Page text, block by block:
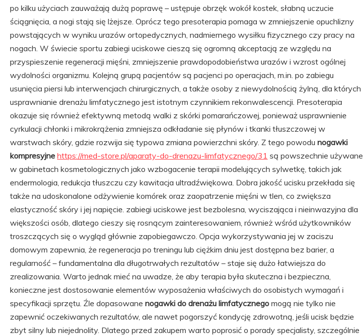
po kilku użyciach zauważają dużą poprawę – ustępuje obrzęk wokół kostek, słabną uczucie
ściągnięcia, a nogi stają się lżejsze. Oprócz tego presoterapia pomaga w zmniejszenie opuchlizny
powstających w wyniku urazów ortopedycznych, nadmiernego wysiłku fizycznego czy pracy na
nogach. W świecie sportu zabiegi uciskowe cieszą się ogromną akceptacją ze względu na
przyspieszenie regeneracji mięśni, zmniejszenie prawdopodobieństwa urazów i wzrost ogólnej
wydolności organizmu. Kolejną grupą pacjentów są pacjenci po operacjach, m.in. po zabiegu
usunięcia piersi lub interwencjach chirurgicznych, a także osoby z niewydolnością żylną, dla których
usprawnianie drenażu limfatycznego jest istotnym czynnikiem rekonwalescencji. Presoterapia
okazuje się również efektywną metodą walki z skórki pomarańczowej, ponieważ usprawnienie
cyrkulacji chłonki i mikrokrążenia zmniejsza odkładanie się płynów i tkanki tłuszczowej w
warstwach skóry, gdzie rozwija się typowa zmiana powierzchni skóry. Z tego powodu nogawki
kompresyjne https://med-store.pl/aparaty-do-drenazu-limfatycznego/31 są powszechnie używane
w gabinetach kosmetologicznych jako wzbogacenie terapii modelujących sylwetkę, takich jak
endermologia, redukcja tłuszczu czy kawitacja ultradźwiękowa. Dobra jakość ucisku przekłada się
także na udoskonalone odżywienie komórek oraz zaopatrzenie mięśni w tlen, co zwiększa
elastyczność skóry i jej napięcie. zabiegi uciskowe jest bezbolesna, wyciszająca i nieinwazyjna dla
większości osób, dlatego cieszy się rosnącym zainteresowaniem, również wśród użytkowników
troszczących się o wygląd głównie zapobiegawczo. Opcja wykorzystywania jej w zaciszu
domowym zapewnia, że regeneracja po treningu lub ciężkim dniu jest dostępna bez barier, a
regularność – fundamentalna dla długotrwałych rezultatów – staje się dużo łatwiejsza do
zrealizowania. Warto jednak mieć na uwadze, że aby terapia była skuteczna i bezpieczna,
konieczne jest dostosowanie elementów wyposażenia właściwych do osobistych wymagań i
specyfikacji sprzętu. Źle dopasowane nogawki do drenażu limfatycznego mogą nie tylko nie
zapewnić oczekiwanych rezultatów, ale nawet pogorszyć kondycję zdrowotną, jeśli ucisk będzie
zbyt silny lub niejednolity. Dlatego przed zakupem warto poprosić o porady specjalisty, szczególnie